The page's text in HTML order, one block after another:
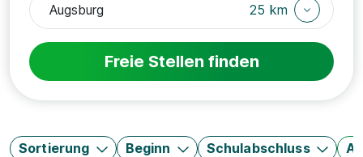
25 km
Freie Stellen finden
Sortierung Beginn Schulabschluss